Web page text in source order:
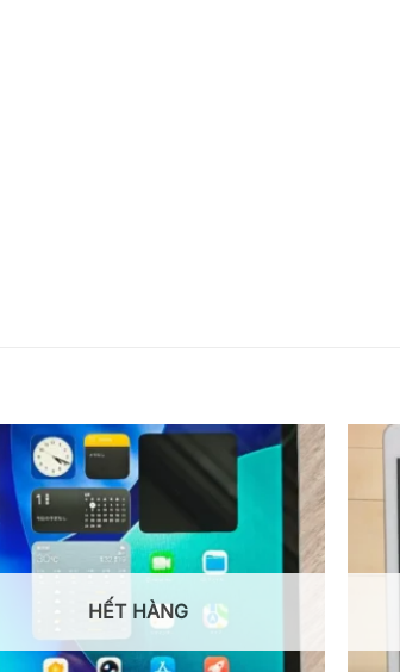
HẾT HÀNG